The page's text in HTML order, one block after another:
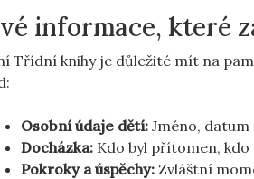
informace, které⁢
Třídní knihy ‌je ‍důležité mít na
Osobní údaje dětí: Jméno,
Docházka: ​Kdo byl ⁢přítomen, kdo
Pokroky a úspěchy: Zvláštní